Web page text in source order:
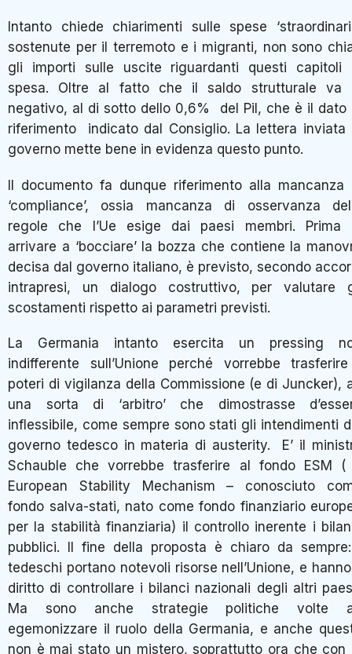
Intanto chiede chiarimenti sulle spese
sostenute per il terremoto e i migranti, non sono
gli importi sulle uscite riguardanti questi capitoli
spesa. Oltre al fatto che il saldo strutturale va
negativo, al di sotto dello 0,6% del Pil, che è il dato
riferimento indicato dal Consiglio. La lettera inviata
governo mette bene in evidenza questo punto.
Il documento fa dunque riferimento alla mancanza
‘compliance’, ossia mancanza di osservanza
regole che l’Ue esige dai paesi membri. Prima
arrivare a ‘bocciare’ la bozza che contiene la
decisa dal governo italiano, è previsto, secondo
intrapresi, un dialogo costruttivo, per valutare
scostamenti rispetto ai parametri previsti.
La Germania intanto esercita un pressing
indifferente sull’Unione perché vorrebbe
poteri di vigilanza della Commissione (e di Juncker),
una sorta di ‘arbitro’ che dimostrasse
inflessibile, come sempre sono stati gli intendimenti
governo tedesco in materia di austerity. E’ il
Schauble che vorrebbe trasferire al fondo ESM (
European Stability Mechanism – conosciuto
fondo salva-stati, nato come fondo finanziario
per la stabilità finanziaria) il controllo inerente i
pubblici. Il fine della proposta è chiaro da
tedeschi portano notevoli risorse nell’Unione, e
diritto di controllare i bilanci nazionali degli altri
Ma sono anche strategie politiche volte
egemonizzare il ruolo della Germania, e anche
non è mai stato un mistero, soprattutto ora che con